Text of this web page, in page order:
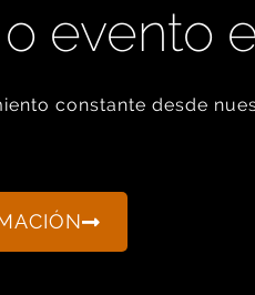
evento
constante desde